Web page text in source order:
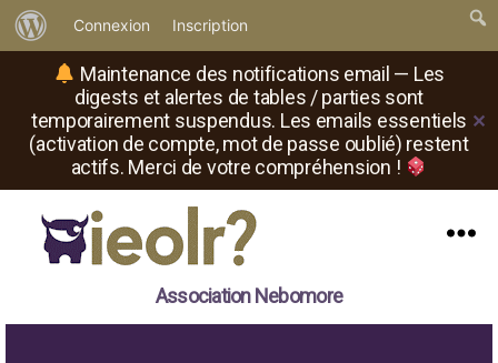
Maintenance des notifications email — Les
digests et alertes de tables / parties sont
temporairement suspendus. Les emails essentiels
(activation de compte, mot de passe oublié) restent
actifs. Merci de votre compréhension !
✕
propos
de
WordPress
Connexion Inscription
où
Association Nebomore